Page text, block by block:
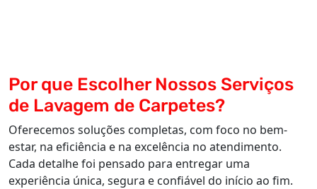
Por que Escolher Nossos Serviços
de Lavagem de Carpetes?
Oferecemos soluções completas, com foco no bem-
estar, na eficiência e na excelência no atendimento.
Cada detalhe foi pensado para entregar uma
experiência única, segura e confiável do início ao fim.